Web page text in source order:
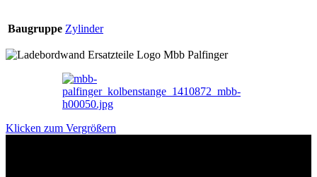
Baugruppe Zylinder
Klicken zum Vergrößern